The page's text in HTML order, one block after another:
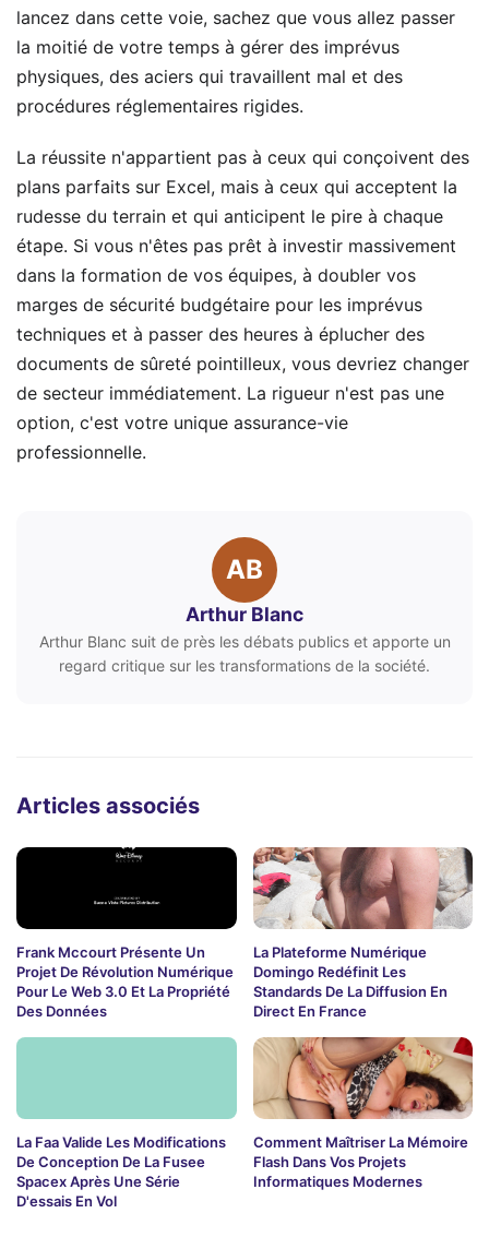
lancez dans cette voie, sachez que vous allez passer
la moitié de votre temps à gérer des imprévus
physiques, des aciers qui travaillent mal et des
procédures réglementaires rigides.
La réussite n'appartient pas à ceux qui conçoivent des
plans parfaits sur Excel, mais à ceux qui acceptent la
rudesse du terrain et qui anticipent le pire à chaque
étape. Si vous n'êtes pas prêt à investir massivement
dans la formation de vos équipes, à doubler vos
marges de sécurité budgétaire pour les imprévus
techniques et à passer des heures à éplucher des
documents de sûreté pointilleux, vous devriez changer
de secteur immédiatement. La rigueur n'est pas une
option, c'est votre unique assurance-vie
professionnelle.
AB
Arthur Blanc
Arthur Blanc suit de près les débats publics et apporte un
regard critique sur les transformations de la société.
Articles associés
Frank Mccourt Présente Un
Projet De Révolution Numérique
Pour Le Web 3.0 Et La Propriété
Des Données
La Plateforme Numérique
Domingo Redéfinit Les
Standards De La Diffusion En
Direct En France
La Faa Valide Les Modifications
De Conception De La Fusee
Spacex Après Une Série
D'essais En Vol
Comment Maîtriser La Mémoire
Flash Dans Vos Projets
Informatiques Modernes